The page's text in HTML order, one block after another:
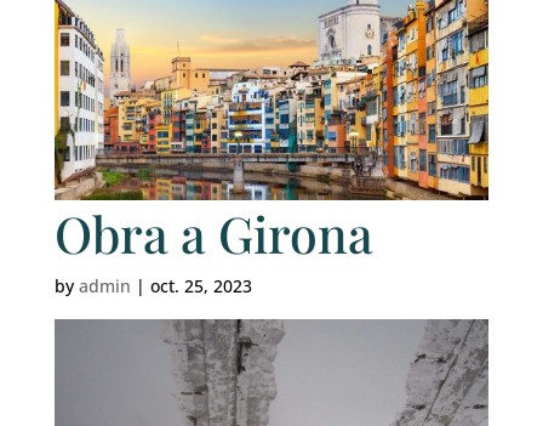
Obra a Girona
by admin | oct. 25, 2023